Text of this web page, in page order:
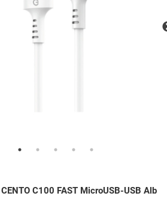
C100 FAST MicroUSB-USB Alb